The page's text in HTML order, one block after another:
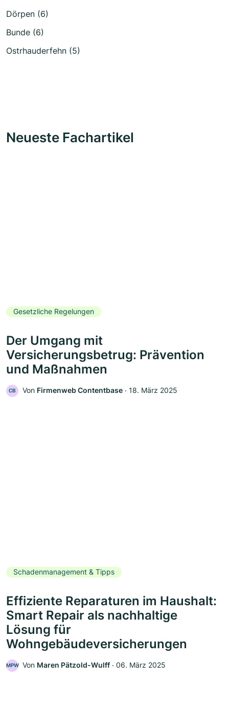
Dörpen (6)
Bunde (6)
Ostrhauderfehn (5)
Neueste Fachartikel
Gesetzliche Regelungen
Der Umgang mit
Versicherungsbetrug: Prävention
und Maßnahmen
CB Von Firmenweb Contentbase ‧ 18. März 2025
Schadenmanagement & Tipps
Effiziente Reparaturen im Haushalt:
Smart Repair als nachhaltige
Lösung für
Wohngebäudeversicherungen
MPW Von Maren Pätzold-Wulff ‧ 06. März 2025